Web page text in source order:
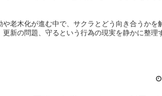
や老木化が進む中で、サクラとどう向き合うかを
更新の問題、守るという行為の現実を静かに整理